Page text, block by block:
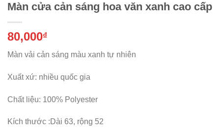
Màn cửa cản sáng hoa văn xanh cao cấp
80,000₫
Màn vải cản sáng màu xanh tự nhiên
Xuất xứ: nhiều quốc gia
Chất liệu: 100% Polyester
Kích thước :Dài 63, rộng 52